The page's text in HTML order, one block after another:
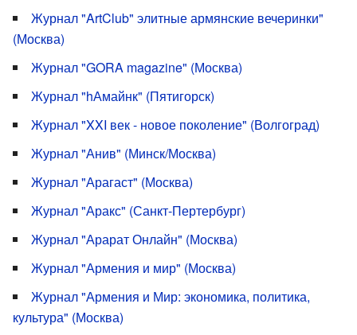
Журнал "ArtClub" элитные армянские вечеринки"
(Москва)
Журнал "GORA magazine" (Москва)
Журнал "hАмайнк" (Пятигорск)
Журнал "XXI век - новое поколение" (Волгоград)
Журнал "Анив" (Минск/Москва)
Журнал "Арагаст" (Москва)
Журнал "Аракс" (Санкт-Пертербург)
Журнал "Арарат Онлайн" (Москва)
Журнал "Армения и мир" (Москва)
Журнал "Армения и Мир: экономика, политика,
культура" (Москва)